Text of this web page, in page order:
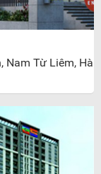
Nam Từ Liêm, Hà